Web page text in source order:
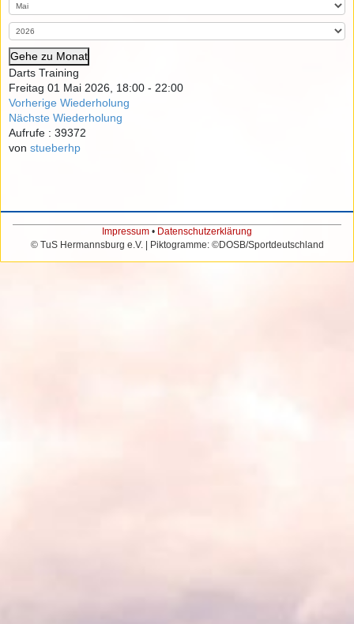
Gehe zu Monat
Darts Training
Freitag 01 Mai 2026, 18:00 - 22:00
Vorherige Wiederholung
Nächste Wiederholung
Aufrufe : 39372
von stueberhp
Impressum • Datenschutzerklärung
© TuS Hermannsburg e.V. | Piktogramme: ©DOSB/Sportdeutschland